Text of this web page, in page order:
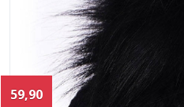
59,90